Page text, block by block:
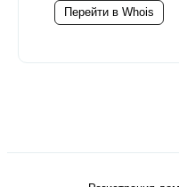
Перейти в Whois